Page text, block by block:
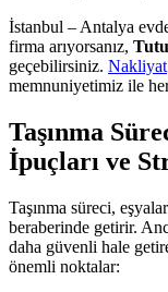
İstanbul – Antalya
firma arıyorsanız,
geçebilirsiniz. Nakliyat
memnuniyetimiz ile her
Taşınma
İpuçları ve
Taşınma süreci,
beraberinde getirir.
daha güvenli hale
önemli noktalar: